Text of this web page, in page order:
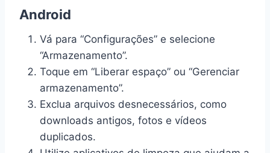
Android
Vá para “Configurações” e selecione
“Armazenamento”.
Toque em “Liberar espaço” ou “Gerenciar
armazenamento”.
Exclua arquivos desnecessários, como
downloads antigos, fotos e vídeos
duplicados.